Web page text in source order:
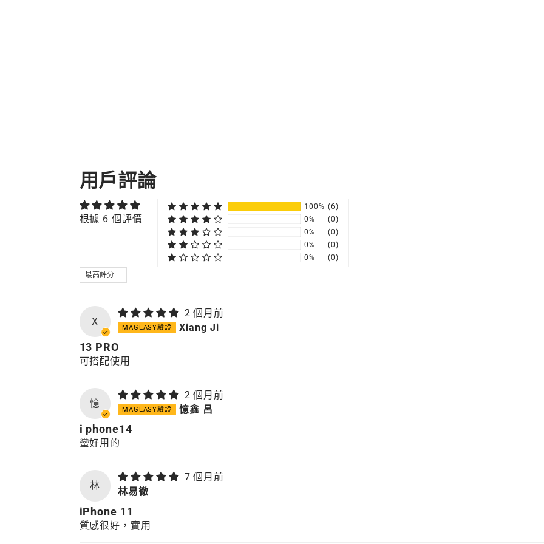
用戶評論
根據 6 個評價
100% (6)
0%
(0)
0%
(0)
0%
(0)
0%
(0)
SORT BY
X
2 個月前
Xiang Ji
13 PRO
可搭配使用
憶
2 個月前
憶鑫 呂
i phone14
蠻好用的
林
7 個月前
林易徹
iPhone 11
質感很好，實用